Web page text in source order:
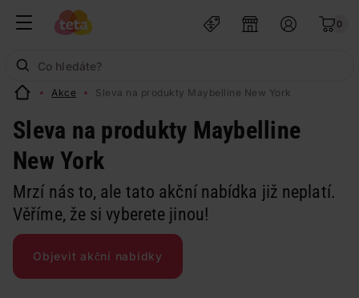
0
Akce Sleva na produkty Maybelline New York
Sleva na produkty Maybelline
New York
Mrzí nás to, ale tato akční nabídka již neplatí.
Věříme, že si vyberete jinou!
Objevit akční nabídky